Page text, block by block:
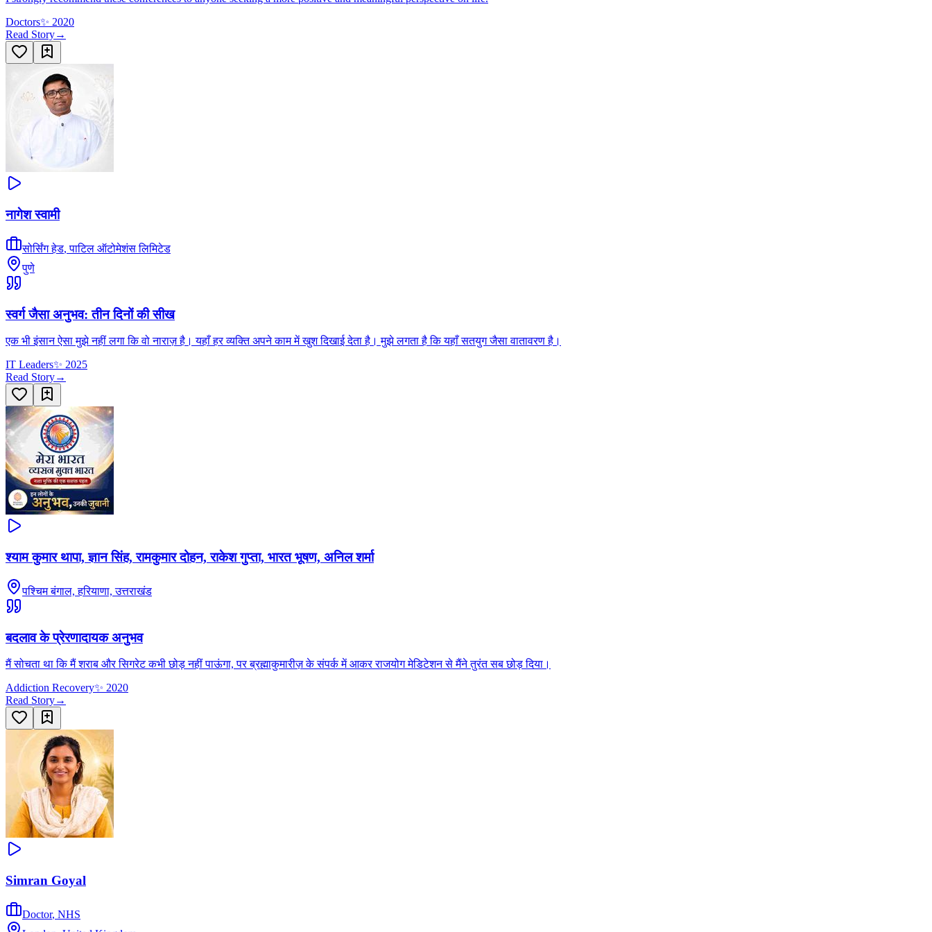
Doctors✨ 2020
Read Story→
नागेश स्वामी
सोर्सिंग हेड,पाटिल ऑटोमेशंस लिमिटेड
पुणे
स्वर्ग जैसा अनुभव: तीन दिनों की सीख
एक भी इंसान ऐसा मुझे नहीं लगा कि वो नाराज़ है। यहाँ हर व्यक्ति अपने काम में खुश दिखाई देता है। मुझे लगता है कि यहाँ सतयुग जैसा वातावरण है।
IT Leaders✨ 2025
Read Story→
श्याम कुमार थापा, ज्ञान सिंह, रामकुमार दोहन, राकेश गुप्ता, भारत भूषण, अनिल शर्मा
पश्चिम बंगाल, हरियाणा, उत्तराखंड
बदलाव के प्रेरणादायक अनुभव
मैं सोचता था कि मैं शराब और सिगरेट कभी छोड़ नहीं पाऊंगा, पर ब्रह्माकुमारीज़ के संपर्क में आकर राजयोग मेडिटेशन से मैंने तुरंत सब छोड़ दिया।
Addiction Recovery✨ 2020
Read Story→
Simran Goyal
Doctor, NHS